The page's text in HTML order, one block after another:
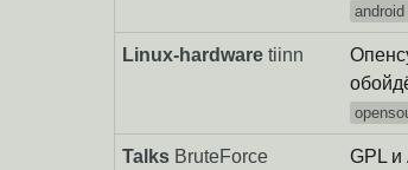
android
Linux-hardware tiinn
Talks BruteForce GPL и